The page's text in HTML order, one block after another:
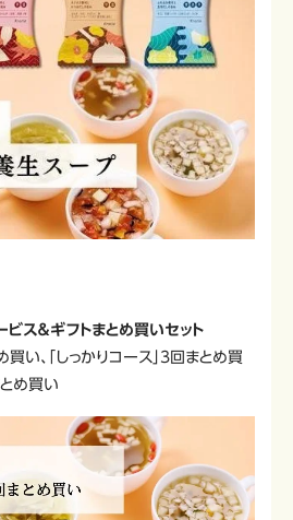
ビス＆ギフトまとめ買いセット
買い、「しっかりコース」3回まとめ買
とめ買い